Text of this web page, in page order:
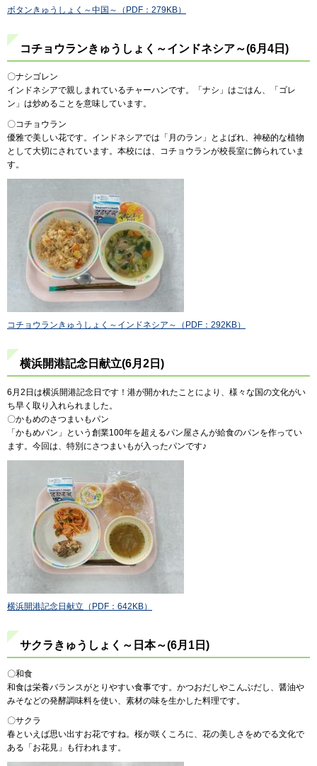
ボタンきゅうしょく～中国～（PDF：279KB）
コチョウランきゅうしょく～インドネシア～(6月4日)
〇ナシゴレン
インドネシアで親しまれているチャーハンです。「ナシ」はごはん、「ゴレ
ン」は炒めることを意味しています。
〇コチョウラン
優雅で美しい花です。インドネシアでは「月のラン」とよばれ、神秘的な植物
として大切にされています。本校には、コチョウランが校長室に飾られていま
す。
コチョウランきゅうしょく～インドネシア～（PDF：292KB）
横浜開港記念日献立(6月2日)
6月2日は横浜開港記念日です！港が開かれたことにより、様々な国の文化がい
ち早く取り入れられました。
〇かもめのさつまいもパン
「かもめパン」という創業100年を超えるパン屋さんが給食のパンを作ってい
ます。今回は、特別にさつまいもが入ったパンです♪
横浜開港記念日献立（PDF：642KB）
サクラきゅうしょく～日本～(6月1日)
〇和食
和食は栄養バランスがとりやすい食事です。かつおだしやこんぶだし、醤油や
みそなどの発酵調味料を使い、素材の味を生かした料理です。
〇サクラ
春といえば思い出すお花ですね。桜が咲くころに、花の美しさをめでる文化で
ある「お花見」も行われます。